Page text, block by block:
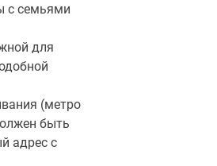
с семьями
для
(метро
быть
адрес с